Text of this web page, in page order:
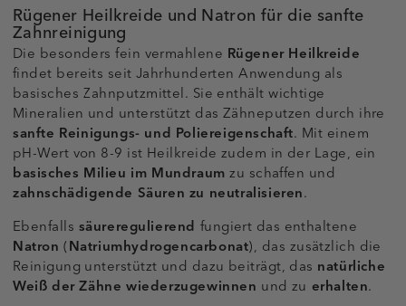
Rügener Heilkreide und Natron für die sanfte
Zahnreinigung
Die besonders fein vermahlene Rügener Heilkreide
findet bereits seit Jahrhunderten Anwendung als
basisches Zahnputzmittel. Sie enthält wichtige
Mineralien und unterstützt das Zähneputzen durch ihre
sanfte Reinigungs- und Poliereigenschaft. Mit einem
pH-Wert von 8-9 ist Heilkreide zudem in der Lage, ein
basisches Milieu im Mundraumzu schaffen und
zahnschädigende Säuren zu neutralisieren.
Ebenfalls säureregulierend fungiert das enthaltene
Natron(Natriumhydrogencarbonat), das zusätzlich die
Reinigung unterstützt und dazu beiträgt, das natürliche
Weiß der Zähne wiederzugewinnen und zu erhalten.